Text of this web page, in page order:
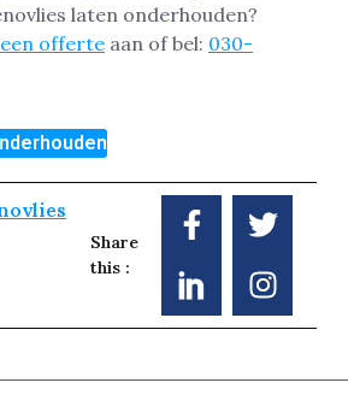
laten onderhouden?
offerte aan of bel: 030-
Share
this :